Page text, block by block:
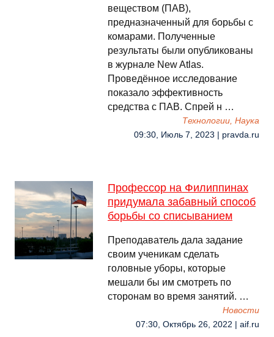
веществом (ПАВ),
предназначенный для борьбы с
комарами. Полученные
результаты были опубликованы
в журнале New Atlas.
Проведённое исследование
показало эффективность
средства с ПАВ. Спрей н …
Технологии, Наука
09:30, Июль 7, 2023 | pravda.ru
Профессор на Филиппинах
придумала забавный способ
борьбы со списыванием
Преподаватель дала задание
своим ученикам сделать
головные уборы, которые
мешали бы им смотреть по
сторонам во время занятий. …
Новости
07:30, Октябрь 26, 2022 | aif.ru